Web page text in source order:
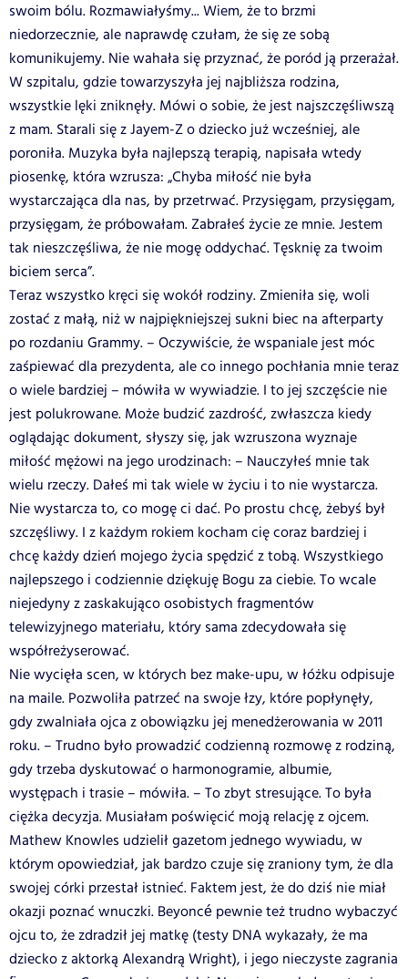
swoim bólu. Rozmawiałyśmy... Wiem, że to brzmi
niedorzecznie, ale naprawdę czułam, że się ze sobą
komunikujemy. Nie wahała się przyznać, że poród ją przerażał.
W szpitalu, gdzie towarzyszyła jej najbliższa rodzina,
wszystkie lęki zniknęły. Mówi o sobie, że jest najszczęśliwszą
z mam. Starali się z Jayem-Z o dziecko już wcześniej, ale
poroniła. Muzyka była najlepszą terapią, napisała wtedy
piosenkę, która wzrusza: „Chyba miłość nie była
wystarczająca dla nas, by przetrwać. Przysięgam, przysięgam,
przysięgam, że próbowałam. Zabrałeś życie ze mnie. Jestem
tak nieszczęśliwa, że nie mogę oddychać. Tęsknię za twoim
biciem serca”.
Teraz wszystko kręci się wokół rodziny. Zmieniła się, woli
zostać z małą, niż w najpiękniejszej sukni biec na afterparty
po rozdaniu Grammy. – Oczywiście, że wspaniale jest móc
zaśpiewać dla prezydenta, ale co innego pochłania mnie teraz
o wiele bardziej – mówiła w wywiadzie. I to jej szczęście nie
jest polukrowane. Może budzić zazdrość, zwłaszcza kiedy
oglądając dokument, słyszy się, jak wzruszona wyznaje
miłość mężowi na jego urodzinach: – Nauczyłeś mnie tak
wielu rzeczy. Dałeś mi tak wiele w życiu i to nie wystarcza.
Nie wystarcza to, co mogę ci dać. Po prostu chcę, żebyś był
szczęśliwy. I z każdym rokiem kocham cię coraz bardziej i
chcę każdy dzień mojego życia spędzić z tobą. Wszystkiego
najlepszego i codziennie dziękuję Bogu za ciebie. To wcale
niejedyny z zaskakująco osobistych fragmentów
telewizyjnego materiału, który sama zdecydowała się
współreżyserować.
Nie wycięła scen, w których bez make-upu, w łóżku odpisuje
na maile. Pozwoliła patrzeć na swoje łzy, które popłynęły,
gdy zwalniała ojca z obowiązku jej menedżerowania w 2011
roku. – Trudno było prowadzić codzienną rozmowę z rodziną,
gdy trzeba dyskutować o harmonogramie, albumie,
występach i trasie – mówiła. – To zbyt stresujące. To była
ciężka decyzja. Musiałam poświęcić moją relację z ojcem.
Mathew Knowles udzielił gazetom jednego wywiadu, w
którym opowiedział, jak bardzo czuje się zraniony tym, że dla
swojej córki przestał istnieć. Faktem jest, że do dziś nie miał
okazji poznać wnuczki. Beyoncé pewnie też trudno wybaczyć
ojcu to, że zdradził jej matkę (testy DNA wykazały, że ma
dziecko z aktorką Alexandrą Wright), i jego nieczyste zagrania